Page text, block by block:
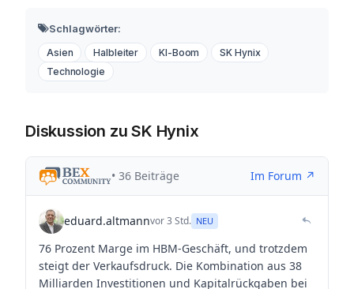
Schlagwörter:
Asien Halbleiter KI-Boom
SK Hynix
Technologie
Diskussion zu SK Hynix